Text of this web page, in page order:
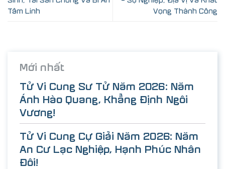
Tâm Linh
Vọng Thành Công
Mới nhất
Tử Vi Cung Sư Tử Năm 2026: Năm
Ánh Hào Quang, Khẳng Định Ngôi
Vương!
Tử Vi Cung Cự Giải Năm 2026: Năm
An Cư Lạc Nghiệp, Hạnh Phúc Nhân
Đôi!